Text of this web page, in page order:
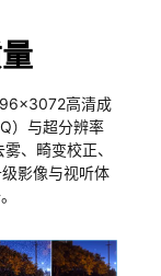
高清成
）与超分辨率
、畸变校正、
影像与视听体